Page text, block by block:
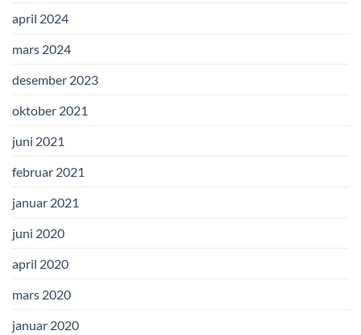
april 2024
mars 2024
desember 2023
oktober 2021
juni 2021
februar 2021
januar 2021
juni 2020
april 2020
mars 2020
januar 2020